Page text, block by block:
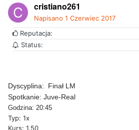
cristiano261
Napisano 1 Czerwiec 2017
Reputacja:
Status:
Dyscyplina: Finał LM
Spotkanie: Juve-Real
Godzina: 20:45
Typ: 1x
Kurs: 1.50